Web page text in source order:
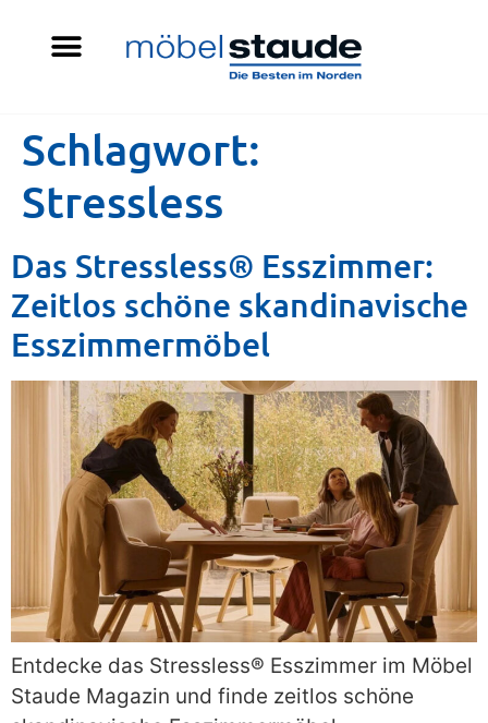
Schlagwort:
Stressless
Das Stressless® Esszimmer:
Zeitlos schöne skandinavische
Esszimmermöbel
Entdecke das Stressless® Esszimmer im Möbel
Staude Magazin und finde zeitlos schöne